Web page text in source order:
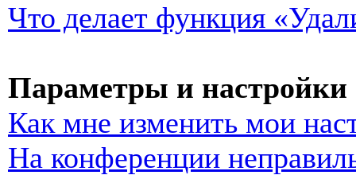
Что делает функция
Параметры и настройки
Как мне изменить мои
На конференции